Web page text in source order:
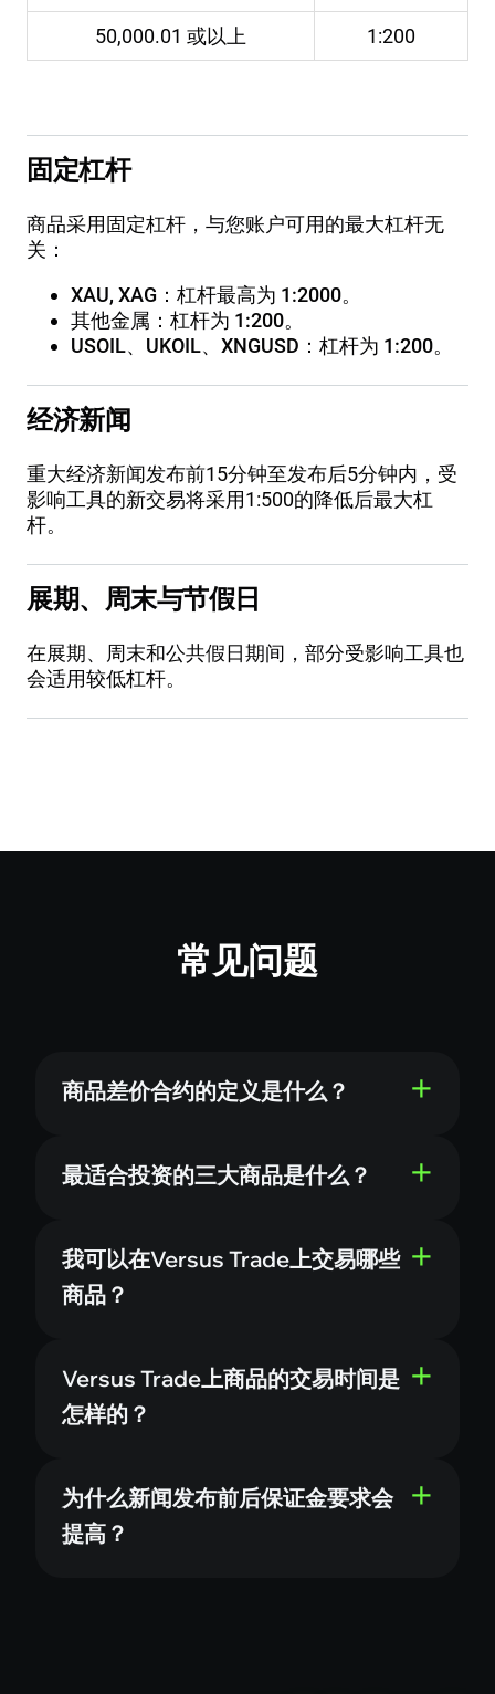
50,000.01 或以上 1:200
固定杠杆
商品采用固定杠杆，与您账户可用的最大杠杆无
关：
XAU, XAG：杠杆最高为 1:2000。
其他金属：杠杆为 1:200。
USOIL、UKOIL、XNGUSD：杠杆为 1:200。
经济新闻
重大经济新闻发布前15分钟至发布后5分钟内，受
影响工具的新交易将采用1:500的降低后最大杠
杆。
展期、周末与节假日
在展期、周末和公共假日期间，部分受影响工具也
会适用较低杠杆。
常见问题
商品差价合约的定义是什么？
最适合投资的三大商品是什么？
我可以在Versus Trade上交易哪些
商品？
Versus Trade上商品的交易时间是
怎样的？
为什么新闻发布前后保证金要求会
提高？